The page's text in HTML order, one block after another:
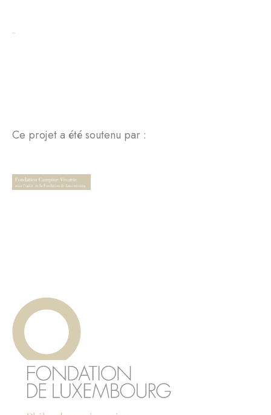
Ce projet a été soutenu par :